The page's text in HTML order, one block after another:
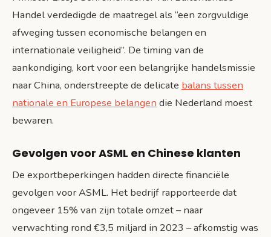
Handel verdedigde de maatregel als “een zorgvuldige
afweging tussen economische belangen en
internationale veiligheid”. De timing van de
aankondiging, kort voor een belangrijke handelsmissie
naar China, onderstreepte de delicate balans tussen
nationale en Europese belangen die Nederland moest
bewaren.
Gevolgen voor ASML en Chinese klanten
De exportbeperkingen hadden directe financiële
gevolgen voor ASML. Het bedrijf rapporteerde dat
ongeveer 15% van zijn totale omzet – naar
verwachting rond €3,5 miljard in 2023 – afkomstig was